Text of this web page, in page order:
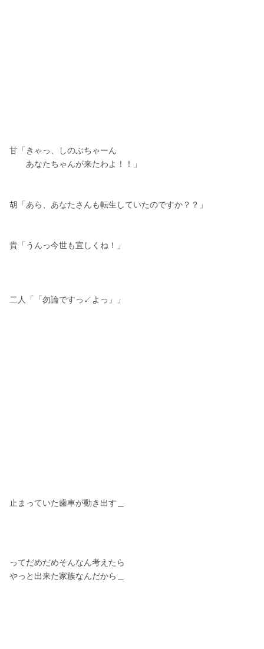
甘「きゃっ、しのぶちゃーん
あなたちゃんが来たわよ！！」
胡「あら、あなたさんも転生していたのですか？？」
貴「うんっ今世も宜しくね！」
二人「「勿論ですっ↙️よっ」」
止まっていた歯車が動き出す＿
ってだめだめそんなん考えたら
やっと出来た家族なんだから＿